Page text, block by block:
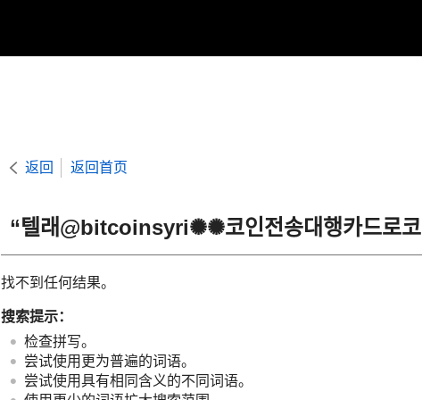
返回 返回首页
“텔래@bitcoinsyri✺✺코인전송대행카드로
找不到任何结果。
搜索提示：
检查拼写。
尝试使用更为普遍的词语。
尝试使用具有相同含义的不同词语。